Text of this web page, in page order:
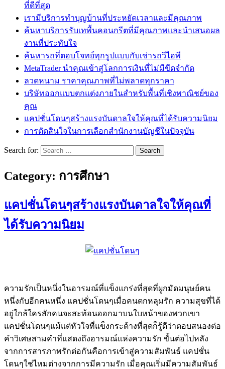
ที่ดีที่สุด
เรามีบริการทำบุญบ้านที่ประหยัดเวลาและมีคุณภาพ
ค้นหาบริการรับเทพื้นคอนกรีตที่มีคุณภาพและนำเสนอผล
งานที่ประทับใจ
ค้นหารถที่ตอบโจทย์ทุกรูปแบบกับเช่ารถวีไอพี
MetaTrader นำคุณเข้าสู่โลกการเงินที่ไม่มีขีดจำกัด
ลวดหนาม ราคาคุณภาพที่ไม่พลาดทุกราคา
บริษัทออกแบบตกแต่งภายในสำหรับพื้นที่เชิงพาณิชย์ของ
คุณ
แคปชั่นโดนๆสร้างแรงบันดาลใจให้คุณที่ได้รับความนิยม
การตัดสินใจในการเลือกสำนักงานบัญชีในปัจจุบัน
Search for:
Category: การศึกษา
แคปชั่นโดนๆสร้างแรงบันดาลใจให้คุณที่
ได้รับความนิยม
ความรักเป็นหนึ่งในอารมณ์ที่แข็งแกร่งที่สุดที่ผูกมัดมนุษย์คน
หนึ่งกับอีกคนหนึ่ง แคปชั่นโดนๆเมื่อคนตกหลุมรัก ความสุขที่ได้
อยู่ใกล้ใครสักคนจะสะท้อนออกมาบนใบหน้าของพวกเขา
แคปชั่นโดนๆแม้แต่หัวใจที่แข็งกระด้างที่สุดก็รู้ดีว่าตอบสนองต่อ
คำวิเศษสามคำที่แสดงถึงอารมณ์แห่งความรัก ขั้นต่อไปหลัง
จากการสารภาพรักต่อกันคือการเข้าสู่ความสัมพันธ์ แคปชั่น
โดนๆใช่ไหมต่างจากการมีความรัก เมื่อคุณเริ่มมีความสัมพันธ์